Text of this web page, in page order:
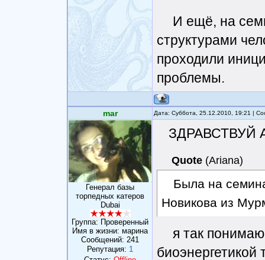
И ещё, на
структурами
проходили
проблемы.
mar Дата: Суббота, 25.12.2010, 19:21 |
Генерал базы
торпедных катеров
Dubai
Группа: Проверенный
Имя в жизни: марина
Сообщений: 241
Репутация: 1
ЗДРАВСТВУЙ
Quote (Ariana)
Была на
Новикова из
я так